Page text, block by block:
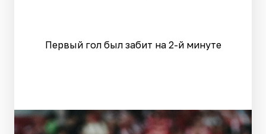
Первый гол был забит на 2-й минуте